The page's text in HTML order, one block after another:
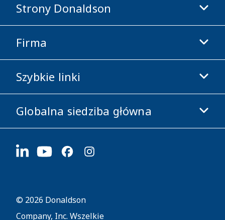
Strony Donaldson
Donaldson Life Sciences
Sklep Donaldson
Firma
Informacje o firmie
Etyka i zgodność z przepisami
Kariera
Szybkie linki
Inwestorzy
Dostawcy
Zrównoważony rozwój
Globalna siedziba główna
1400 W 94th Street
© 2026 Donaldson
Company, Inc. Wszelkie